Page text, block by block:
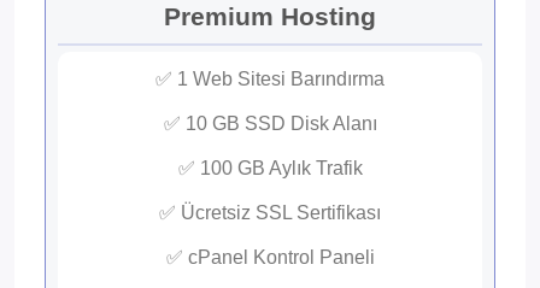
Premium Hosting
✅ 1 Web Sitesi Barındırma
✅ 10 GB SSD Disk Alanı
✅ 100 GB Aylık Trafik
✅ Ücretsiz SSL Sertifikası
✅ cPanel Kontrol Paneli